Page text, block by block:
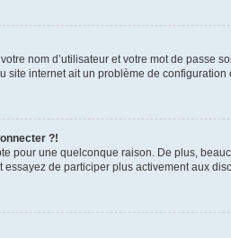
nom d’utilisateur et votre mot de passe
internet ait un problème de configuration
?!
pour une quelconque raison. De plus,
de participer plus activement aux